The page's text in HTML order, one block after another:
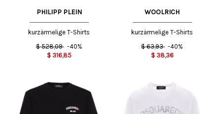
PHILIPP PLEIN
kurzärmelige T-Shirts
$ 528,09 -40%
$ 316,85
WOOLRICH
kurzärmelige T-Shirts
$ 63,93 -40%
$ 38,36